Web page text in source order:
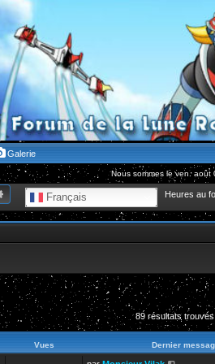
Galerie
Nous sommes le ven. août
Heures au
Français
Recherche avancée
89 résultats
Vues Dernier